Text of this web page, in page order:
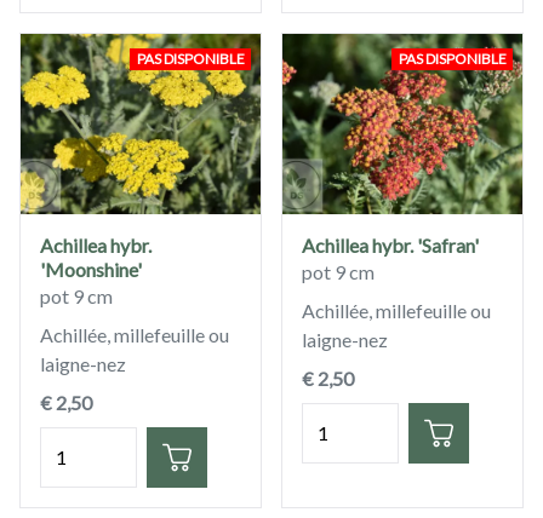
Achillea hybr.
'Moonshine'
pot 9 cm
Achillée, millefeuille ou
laigne-nez
€ 2,50
PAS DISPONIBLE
Achillea hybr. 'Safran'
pot 9 cm
Achillée, millefeuille ou
laigne-nez
€ 2,50
PAS DISPONIBLE